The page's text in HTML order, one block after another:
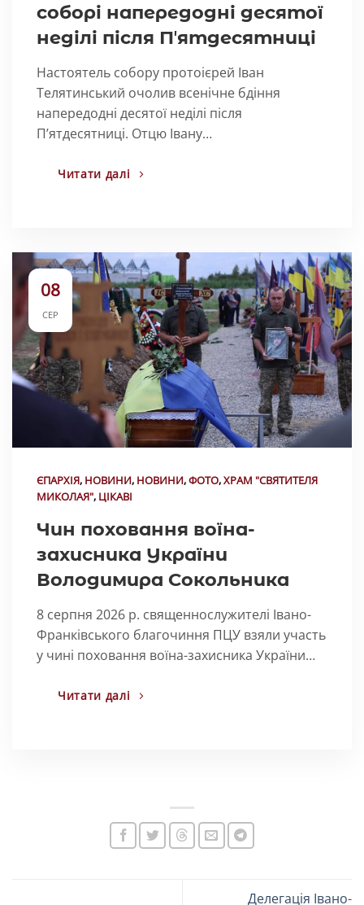
соборі напередодні десятої
неділі після Пʼятдесятниці
Настоятель собору протоієрей Іван
Телятинський очолив всенічне бдіння
напередодні десятої неділі після
Пʼятдесятниці. Отцю Івану…
Читати далі
08
СЕР
ЄПАРХІЯ, НОВИНИ, НОВИНИ,ФОТО,ХРАМ "СВЯТИТЕЛЯ
МИКОЛАЯ", ЦІКАВІ
Чин поховання воїна-
захисника України
Володимира Сокольника
8 серпня 2026 р. священнослужителі Івано-
Франківського благочиння ПЦУ взяли участь
у чині поховання воїна-захисника України…
Читати далі
Делегація Івано-